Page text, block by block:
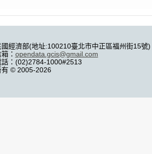
國經濟部(地址:100210臺北市中正區福州街15號)
： opendata.gcis@gmail.com
話：(02)2784-1000#2513
有 © 2005-2026